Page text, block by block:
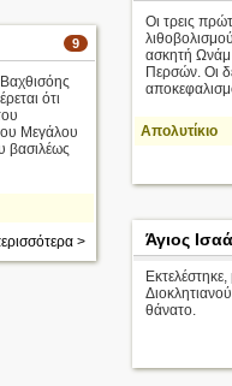
Οι τρεις
ασκητή
Περσών. Οι
Απολυτίκιο
9
ότι
Μεγάλου
βασιλέως
>
Άγιος
θάνατο.